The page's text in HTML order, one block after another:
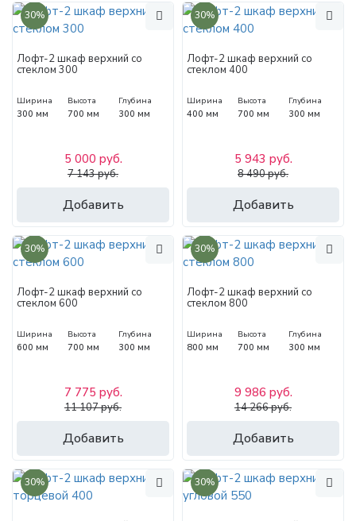
30%
Лофт-2 шкаф верхний со
стеклом 300
Ширина
300 мм
Высота
700 мм
Глубина
300 мм
Добавить
5 000 руб.
7 143 руб.
30%
Лофт-2 шкаф верхний со
стеклом 400
Ширина
400 мм
Высота
700 мм
Глубина
300 мм
Добавить
5 943 руб.
8 490 руб.
30%
Лофт-2 шкаф верхний со
стеклом 600
Ширина
600 мм
Высота
700 мм
Глубина
300 мм
Добавить
7 775 руб.
11 107 руб.
30%
Лофт-2 шкаф верхний со
стеклом 800
Ширина
800 мм
Высота
700 мм
Глубина
300 мм
Добавить
9 986 руб.
14 266 руб.
30% 30%